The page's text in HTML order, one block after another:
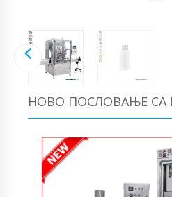
НОВО ПОСЛОВАЊЕ СА